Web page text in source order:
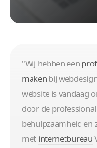
"Wij hebben een
maken bij
website is vandaag
door de
behulpzaamheid en
met internetbureau